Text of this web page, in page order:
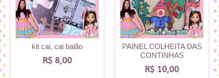
kit cai, cai balão
R$ 8,00
PAINEL COLHEITA DAS
CONTINHAS
R$ 10,00